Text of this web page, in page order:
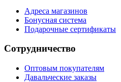
Адреса магазинов
Бонусная система
Подарочные сертификаты
Сотрудничество
Оптовым покупателям
Давальческие заказы